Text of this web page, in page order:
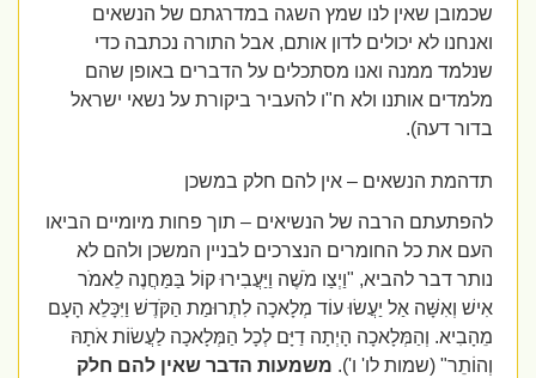
שכמובן שאין לנו שמץ השגה במדרגתם של הנשאים
ואנחנו לא יכולים לדון אותם, אבל התורה נכתבה כדי
שנלמד ממנה ואנו מסתכלים על הדברים באופן שהם
מלמדים אותנו ולא ח"ו להעביר ביקורת על נשאי ישראל
בדור דעה).
תדהמת הנשאים – אין להם חלק במשכן
להפתעתם הרבה של הנשיאים – תוך פחות מיומיים הביאו
העם את כל החומרים הנצרכים לבניין המשכן ולהם לא
נותר דבר להביא, "וַיְצַו מֹשֶׁה וַיַּעֲבִירוּ קוֹל בַּמַּחֲנֶה לֵאמֹר
אִישׁ וְאִשָּׁה אַל יַעֲשׂוּ עוֹד מְלָאכָה לִתְרוּמַת הַקֹּדֶשׁ וַיִּכָּלֵא הָעָם
מֵהָבִיא. וְהַמְּלָאכָה הָיְתָה דַיָּם לְכָל הַמְּלָאכָה לַעֲשׂוֹת אֹתָהּ
וְהוֹתֵר" (שמות לו' ו').משמעות הדבר שאין להם חלק